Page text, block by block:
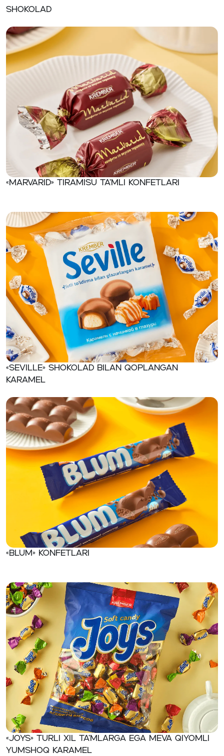
shokolad
«Marvarid» Tiramisu ta’mli konfetlari
«Seville» Shokolad bilan qoplangan
karamel
«BLUM» konfetlari
«JOYS» Turli xil ta’mlarga ega meva qiyomli
yumshoq karamel